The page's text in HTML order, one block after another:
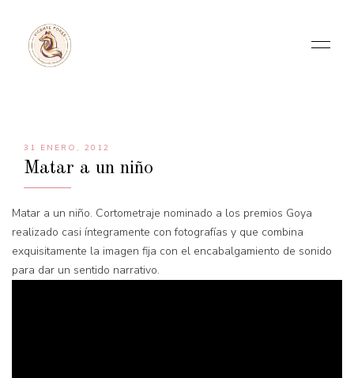
31 ENERO, 2012
Matar a un niño
Matar a un niño. Cortometraje nominado a los premios Goya
realizado casi íntegramente con fotografías y que combina
exquisitamente la imagen fija con el encabalgamiento de sonido
para dar un sentido narrativo.